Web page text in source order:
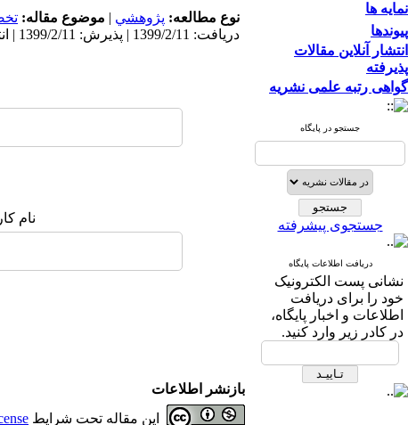
نمایه ها
پیوندها
انتشار آنلاین مقالات
پذیرفته
گواهی رتبه علمی نشریه
جستجو در پایگاه
جستجوی پیشرفته
دریافت اطلاعات پایگاه
نشانی پست الکترونیک
خود را برای دریافت
اطلاعات و اخبار پایگاه،
در کادر زیر وارد کنید.
نوع مطالعه: پژوهشي | موضوع مقاله:
دریافت: 1399/2/11 | پذیرش: 1399/2/11 | انتشار: 1399/2/11
نام
بازنشر اطلاعات
این مقاله تحت شرایط